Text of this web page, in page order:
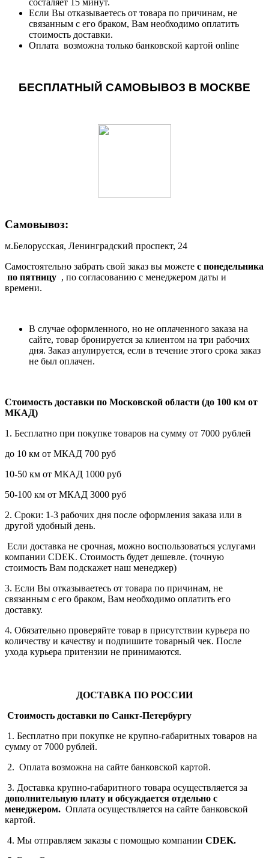
состаляет 15 минут.
Если Вы отказываетесь от товара по причинам, не
связанным с его браком, Вам необходимо оплатить
стоимость доставки.
Оплата возможна только банковской картой online
БЕСПЛАТНЫЙ САМОВЫВОЗ В МОСКВЕ
Самовывоз:
м.Белорусская, Ленинградский проспект, 24
Самостоятельно забрать свой заказ вы можете c понедельника
по пятницу , по согласованию с менеджером даты и
времени.
В случае оформленного, но не оплаченного заказа на
сайте, товар бронируется за клиентом на три рабочих
дня. Заказ анулируется, если в течение этого срока заказ
не был оплачен.
Стоимость доставки по Московской области (до 100 км от
МКАД)
1. Бесплатно при покупке товаров на сумму от 7000 рублей
до 10 км от МКАД 700 руб
10-50 км от МКАД 1000 руб
50-100 км от МКАД 3000 руб
2. Сроки: 1-3 рабочих дня после оформления заказа или в
другой удобный день.
Если доставка не срочная, можно воспользоваться услугами
компании СDEK. Стоимость будет дешевле. (точную
стоимость Вам подскажет наш менеджер)
3. Если Вы отказываетесь от товара по причинам, не
связанным с его браком, Вам необходимо оплатить его
доставку.
4. Обязательно проверяйте товар в присутствии курьера по
количеству и качеству и подпишите товарный чек. После
ухода курьера притензии не принимаются.
ДОСТАВКА ПО РОССИИ
Стоимость доставки по Санкт-Петербургу
1. Бесплатно при покупке не крупно-габаритных товаров на
сумму от 7000 рублей.
2. Оплата возможна на сайте банковской картой.
3. Доставка крупно-габаритного товара осуществляется за
дополнительную плату и обсуждается отдельно с
менеджером. Оплата осуществляется на сайте банковской
картой.
4. Мы отправляем заказы с помощью компании СDEK.